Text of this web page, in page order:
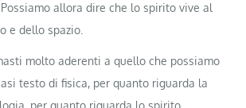
allora dire che lo spirito vive al
e dello spazio.
molto aderenti a quello che possiamo
testo di fisica, per quanto riguarda la